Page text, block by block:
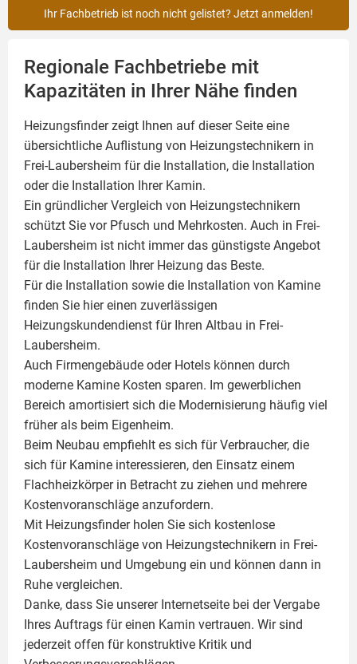
Ihr Fachbetrieb ist noch nicht gelistet? Jetzt anmelden!
Regionale Fachbetriebe mit
Kapazitäten in Ihrer Nähe finden
Heizungsfinder zeigt Ihnen auf dieser Seite eine
übersichtliche Auflistung von Heizungstechnikern in
Frei-Laubersheim für die Installation, die Installation
oder die Installation Ihrer Kamin.
Ein gründlicher Vergleich von Heizungstechnikern
schützt Sie vor Pfusch und Mehrkosten. Auch in Frei-
Laubersheim ist nicht immer das günstigste Angebot
für die Installation Ihrer Heizung das Beste.
Für die Installation sowie die Installation von Kamine
finden Sie hier einen zuverlässigen
Heizungskundendienst für Ihren Altbau in Frei-
Laubersheim.
Auch Firmengebäude oder Hotels können durch
moderne Kamine Kosten sparen. Im gewerblichen
Bereich amortisiert sich die Modernisierung häufig viel
früher als beim Eigenheim.
Beim Neubau empfiehlt es sich für Verbraucher, die
sich für Kamine interessieren, den Einsatz einem
Flachheizkörperin Betracht zu ziehen und mehrere
Kostenvoranschläge anzufordern.
Mit Heizungsfinder holen Sie sich kostenlose
Kostenvoranschläge von Heizungstechnikern in Frei-
Laubersheim und Umgebung ein und können dann in
Ruhe vergleichen.
Danke, dass Sie unserer Internetseite bei der Vergabe
Ihres Auftrags für einen Kamin vertrauen. Wir sind
jederzeit offen für konstruktive Kritik und